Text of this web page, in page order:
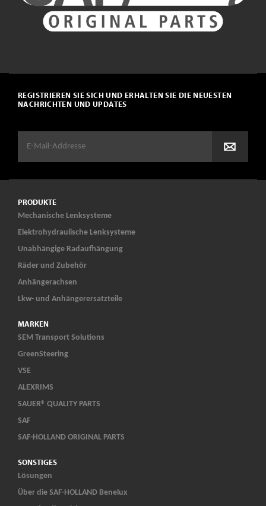
REGISTRIEREN SIE SICH UND ERHALTEN SIE DIE NEUESTEN
NACHRICHTEN UND UPDATES
PRODUKTE
Mechanische Lenksysteme
Elektrohydraulische Lenksysteme
Unabhängige Radaufhängung
Räder und Zubehör
Anhängerachsen
Lkw- und Anhängerersatzteile
MARKEN
SEM Transport Solutions
GreenSteering
VSE
ALEXRIMS
SAUER® QUALITY PARTS
SAF
SAF-HOLLAND ORIGINAL PARTS
SONSTIGES
Lösungen
Über die SAF-HOLLAND Benelux